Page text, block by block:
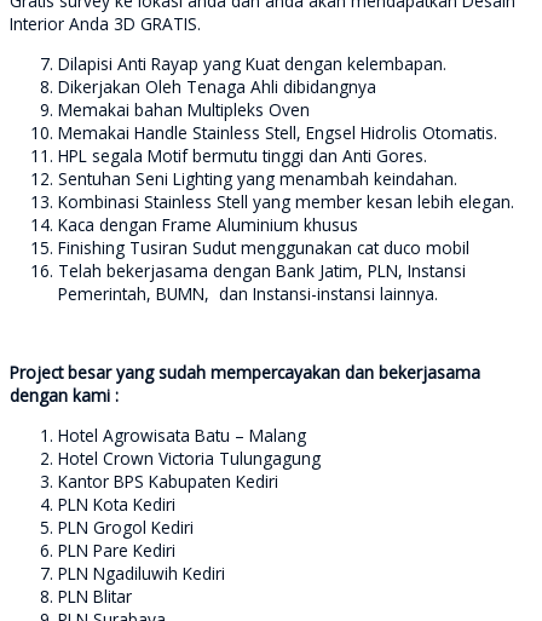
Interior Anda 3D GRATIS.
Dilapisi Anti Rayap yang Kuat dengan kelembapan.
Dikerjakan Oleh Tenaga Ahli dibidangnya
Memakai bahan Multipleks Oven
Memakai Handle Stainless Stell, Engsel Hidrolis Otomatis.
HPL segala Motif bermutu tinggi dan Anti Gores.
Sentuhan Seni Lighting yang menambah keindahan.
Kombinasi Stainless Stell yang member kesan lebih elegan.
Kaca dengan Frame Aluminium khusus
Finishing Tusiran Sudut menggunakan cat duco mobil
Telah bekerjasama dengan Bank Jatim, PLN, Instansi
Pemerintah, BUMN, dan Instansi-instansi lainnya.
Project besar yang sudah mempercayakan dan bekerjasama
dengan kami :
Hotel Agrowisata Batu – Malang
Hotel Crown Victoria Tulungagung
Kantor BPS Kabupaten Kediri
PLN Kota Kediri
PLN Grogol Kediri
PLN Pare Kediri
PLN Ngadiluwih Kediri
PLN Blitar